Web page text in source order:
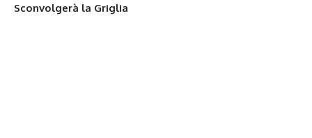
Sconvolgerà la Griglia